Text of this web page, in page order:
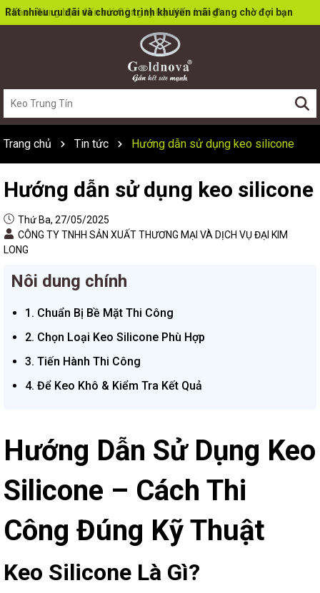
Rất nhiều ưu đãi và chương trình khuyến mãi đang chờ đợi bạn
Trang chủ Tin tức Hướng dẫn sử dụng keo silicone
Hướng dẫn sử dụng keo silicone
Thứ Ba, 27/05/2025
CÔNG TY TNHH SẢN XUẤT THƯƠNG MẠI VÀ DỊCH VỤ ĐẠI KIM
LONG
Nôi dung chính
1. Chuẩn Bị Bề Mặt Thi Công
2. Chọn Loại Keo Silicone Phù Hợp
3. Tiến Hành Thi Công
4. Để Keo Khô & Kiểm Tra Kết Quả
Hướng Dẫn Sử Dụng Keo
Silicone – Cách Thi
Công Đúng Kỹ Thuật
Keo Silicone Là Gì?